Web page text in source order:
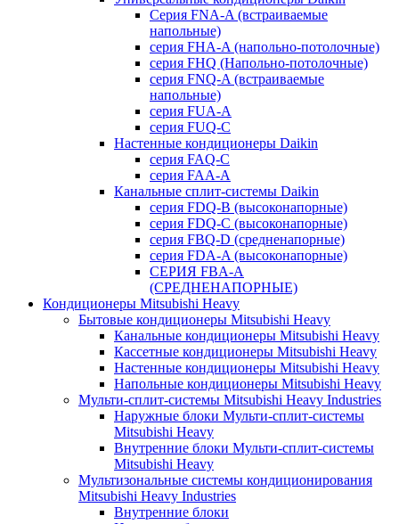
Серия FNA-A (встраиваемые
напольные)
серия FHA-A (напольно-потолочные)
серия FHQ (Напольно-потолочные)
серия FNQ-A (встраиваемые
напольные)
серия FUA-A
серия FUQ-C
Настенные кондиционеры Daikin
серия FAQ-C
серия FAA-A
Канальные сплит-системы Daikin
серия FDQ-B (высоконапорные)
серия FDQ-C (высоконапорные)
серия FBQ-D (средненапорные)
серия FDA-A (высоконапорные)
СЕРИЯ FBA-A
(СРЕДНЕНАПОРНЫЕ)
Кондиционеры Mitsubishi Heavy
Бытовые кондиционеры Mitsubishi Heavy
Канальные кондиционеры Mitsubishi Heavy
Кассетные кондиционеры Mitsubishi Heavy
Настенные кондиционеры Mitsubishi Heavy
Напольные кондиционеры Mitsubishi Heavy
Мульти-сплит-системы Mitsubishi Heavy Industries
Наружные блоки Мульти-сплит-системы
Mitsubishi Heavy
Внутренние блоки Мульти-сплит-системы
Mitsubishi Heavy
Мультизональные системы кондиционирования
Mitsubishi Heavy Industries
Внутренние блоки